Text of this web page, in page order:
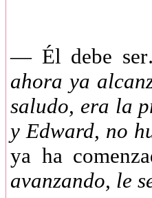
— Él debe
ahora ya
saludo, era la
y Edward, no
ya ha
avanzando, le